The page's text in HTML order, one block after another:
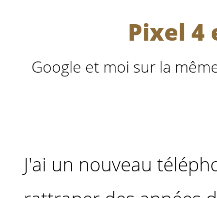
Pixel 4
Google et moi sur la
J'ai un nouveau